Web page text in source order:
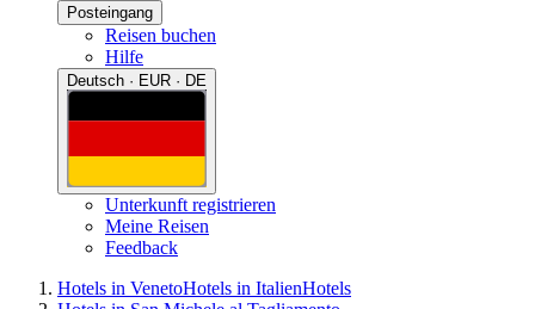
Posteingang
Reisen buchen
Hilfe
Deutsch · EUR · DE
Unterkunft registrieren
Meine Reisen
Feedback
Hotels in VenetoHotels in ItalienHotels